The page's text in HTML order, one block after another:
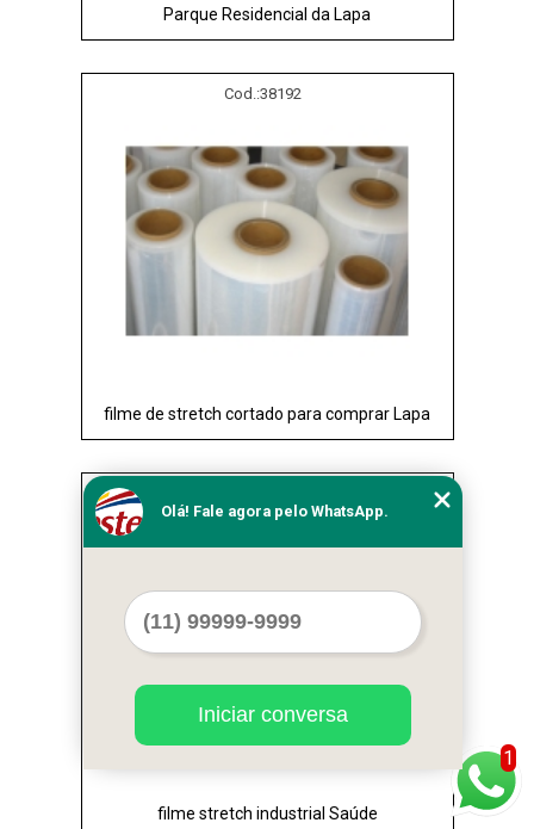
Parque Residencial da Lapa
Cod.:38192
filme de stretch cortado para comprar Lapa
filme stretch industrial Saúde
1
Olá! Fale agora pelo WhatsApp.
Iniciar conversa